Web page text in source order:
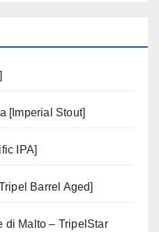
[Imperial Stout]
IPA]
Barrel Aged]
di Malto – TripelStar